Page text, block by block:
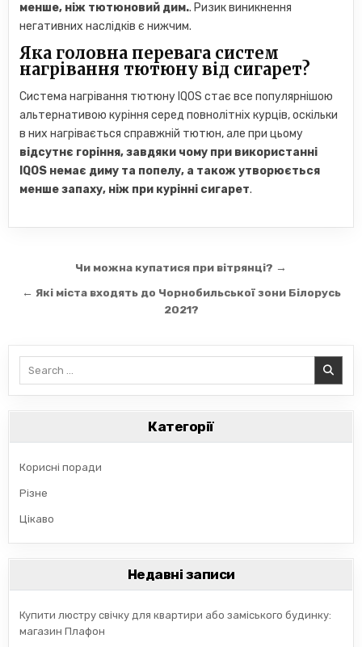
менше, ніж тютюновий дим.. Ризик виникнення
негативних наслідків є нижчим.
Яка головна перевага систем
нагрівання тютюну від сигарет?
Система нагрівання тютюну IQOS стає все популярнішою
альтернативою куріння серед повнолітніх курців, оскільки
в них нагрівається справжній тютюн, але при цьому
відсутнє горіння, завдяки чому при використанні
IQOS немає диму та попелу, а також утворюється
менше запаху, ніж при курінні сигарет.
Навігація
записів
Чи можна купатися при вітрянці? →
← Які міста входять до Чорнобильської зони Білорусь
2021?
Категорії
Корисні поради
Різне
Цікаво
Недавні записи
Купити люстру свічку для квартири або заміського будинку:
магазин Плафон